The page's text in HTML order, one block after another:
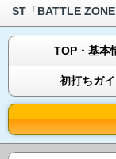
ST「BATTLE ZONE
TOP・基本
初打ちガ